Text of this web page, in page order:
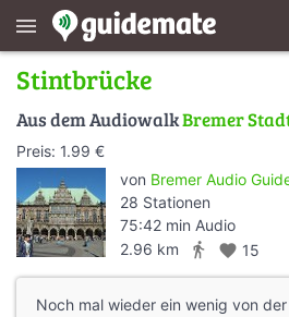
menu
Stintbrücke
Aus dem AudiowalkBremer
Preis: 1.99 €
von Bremer Audio
28 Stationen
75:42 min Audio
2.96 km
directions_walk favorite 15
Noch mal wieder ein wenig von